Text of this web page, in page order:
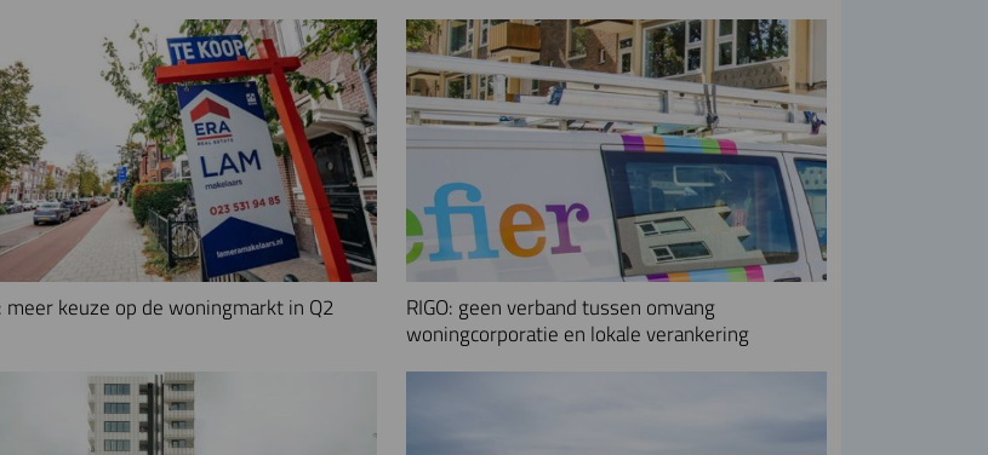
meer keuze op de woningmarkt in Q2
RIGO: geen verband tussen omvang
woningcorporatie en lokale verankering